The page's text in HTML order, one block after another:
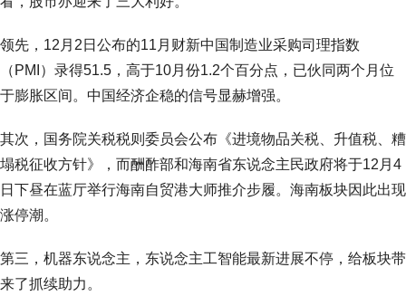
领先，12月2日公布的11月财新中国制造业采购司理指数
（PMI）录得51.5，高于10月份1.2个百分点，已伙同两个月位
于膨胀区间。中国经济企稳的信号显赫增强。
其次，国务院关税税则委员会公布《进境物品关税、升值税、糟
塌税征收方针》，而酬酢部和海南省东说念主民政府将于12月4
日下昼在蓝厅举行海南自贸港大师推介步履。海南板块因此出现
涨停潮。
第三，机器东说念主，东说念主工智能最新进展不停，给板块带
来了抓续助力。